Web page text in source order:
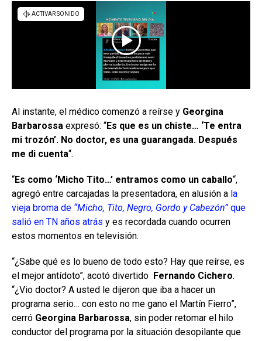
Al instante, el médico comenzó a reírse y Georgina
Barbarossa expresó: “Es que es un chiste… ‘Te entra
mi trozón’. No doctor, es una guarangada. Después
me di cuenta“.
“Es como ‘Micho Tito…’ entramos como un caballo“,
agregó entre carcajadas la presentadora, en alusión a la
vieja broma de “Micho, Tito, Negro, Gordo y Cabezón”que
salió en TN años atrás y es recordada cuando ocurren
estos momentos en televisión.
“¿Sabe qué es lo bueno de todo esto? Hay que reírse, es
el mejor antídoto”, acotó divertido Fernando Cichero.
“¿Vio doctor? A usted le dijeron que iba a hacer un
programa serio… con esto no me gano el Martín Fierro”,
cerró Georgina Barbarossa, sin poder retomar el hilo
conductor del programa por la situación desopilante que